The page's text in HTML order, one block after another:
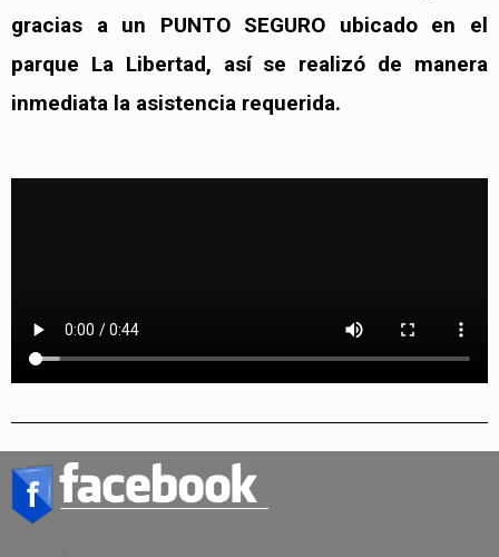
gracias a un PUNTO SEGURO ubicado en el
parque La Libertad, así se realizó de manera
inmediata la asistencia requerida.